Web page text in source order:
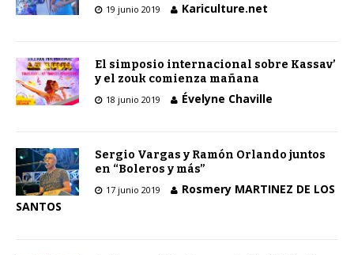
19 junio 2019 Kariculture.net
El simposio internacional sobre Kassav’
y el zouk comienza mañana
18 junio 2019 Évelyne Chaville
Sergio Vargas y Ramón Orlando juntos
en “Boleros y más”
17 junio 2019
Rosmery MARTINEZ DE LOS
SANTOS